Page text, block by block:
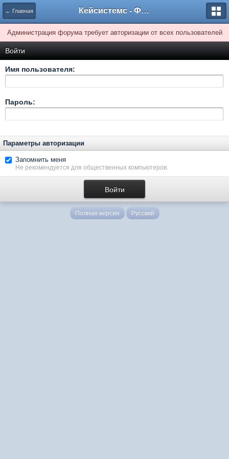
← Главная Кейсистемс - Форумы
Администрация форума требует авторизации от всех пользователей
Войти
Имя пользователя:
Пароль:
Параметры авторизации
Запомнить меня
Не рекомендуется для общественных компьютеров.
Полная версия Русский